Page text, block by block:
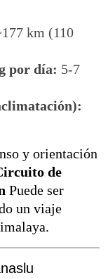
km (110
por día: 5-7
y orientación
de
Puede ser
un viaje